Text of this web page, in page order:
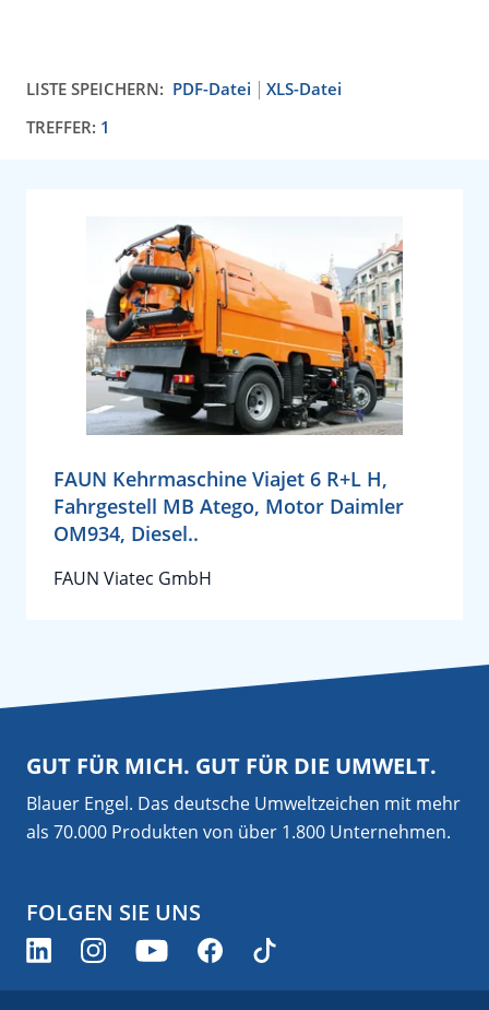
LISTE SPEICHERN: PDF-Datei
XLS-Datei
TREFFER: 1
FAUN Kehrmaschine Viajet 6 R+L H,
Fahrgestell MB Atego, Motor Daimler
OM934, Diesel..
FAUN Viatec GmbH
GUT FÜR MICH. GUT FÜR DIE UMWELT.
Blauer Engel. Das deutsche Umweltzeichen mit mehr
als 70.000 Produkten von über 1.800 Unternehmen.
FOLGEN SIE UNS